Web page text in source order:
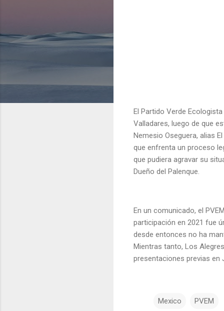
El Partido Verde
Valladares, luego de que
Nemesio Oseguera, alias
que enfrenta un proceso
que pudiera agravar su
Dueño del Palenque.
En un comunicado, el
participación en 2021 fue
desde entonces no ha
Mientras tanto, Los
presentaciones previas en
Mexico PVEM